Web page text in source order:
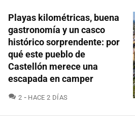
Playas kilométricas, buena
gastronomía y un casco
histórico sorprendente: por
qué este pueblo de
Castellón merece una
escapada en camper
2 COMENTARIOS
HACE 2 DÍAS